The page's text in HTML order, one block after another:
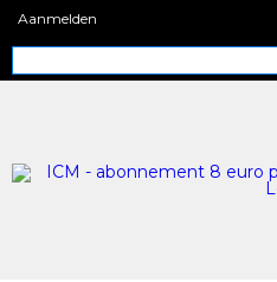
Aanmelden